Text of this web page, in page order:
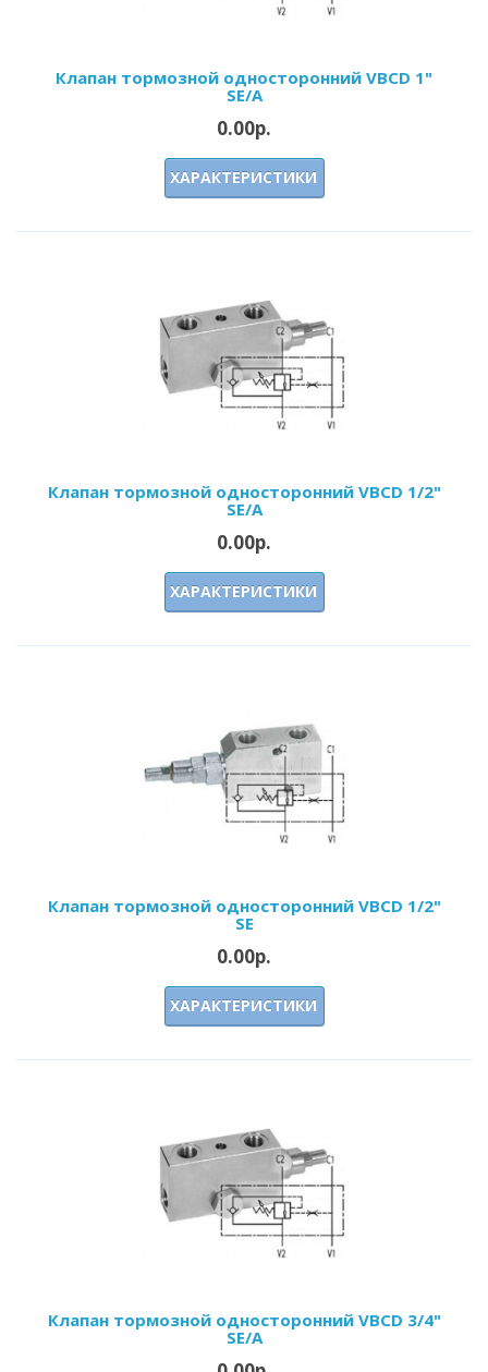
Клапан тормозной односторонний VBCD 1"
SE/A
0.00р.
ХАРАКТЕРИСТИКИ
Клапан тормозной односторонний VBCD 1/2"
SE/A
0.00р.
ХАРАКТЕРИСТИКИ
Клапан тормозной односторонний VBCD 1/2"
SE
0.00р.
ХАРАКТЕРИСТИКИ
Клапан тормозной односторонний VBCD 3/4"
SE/A